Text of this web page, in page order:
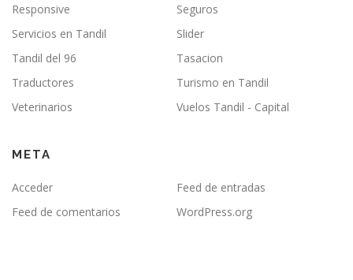
Responsive
Seguros
Servicios en Tandil
Slider
Tandil del 96
Tasacion
Traductores
Turismo en Tandil
Veterinarios
Vuelos Tandil - Capital
META
Acceder
Feed de entradas
Feed de comentarios
WordPress.org